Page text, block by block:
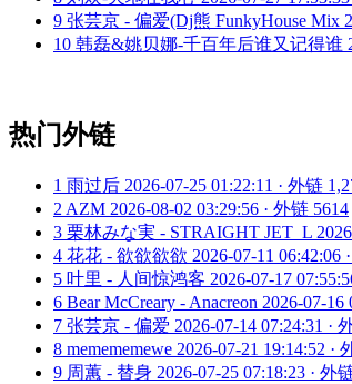
9 张芸京 - 偏爱(Dj熊 FunkyHouse Mix
10 韩磊&姚贝娜-千百年后谁又记得谁
热门外链
1 雨过后 2026-07-25 01:22:11 · 外链
2 AZM 2026-08-02 03:29:56 · 外链 5614
3 栗林みな実 - STRAIGHT JET_L
4 花花 - 欲欲欲欲 2026-07-11 06:42:06
5 叶里 - 人间惊鸿客 2026-07-17
6 Bear McCreary - Anacreon 2026-07-16
7 张芸京 - 偏爱 2026-07-14 07:24:31 ·
8 memememewe 2026-07-21 19:14:52 ·
9 周蕙 - 替身 2026-07-25 07:18:23 · 外